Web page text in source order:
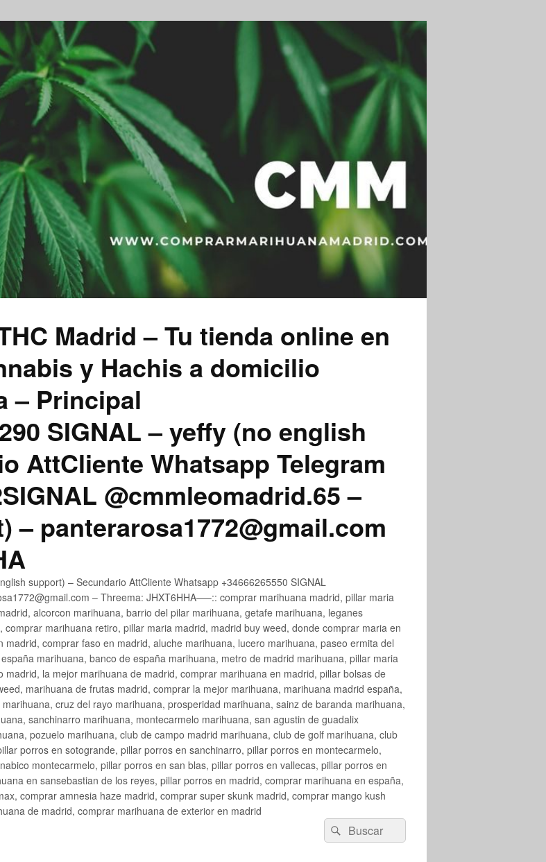
Madrid – Tu tienda online en
y Hachis a domicilio
– Principal
SIGNAL – yeffy (no english
AttCliente Whatsapp Telegram
@cmmleomadrid.65 –
– panterarosa1772@gmail.com
support) – Secundario AttCliente Whatsapp +34666265550 SIGNAL
– Threema: JHXT6HHA—–:: comprar marihuana madrid, pillar maria
alcorcon marihuana, barrio del pilar marihuana, getafe marihuana, leganes
marihuana retiro, pillar maria madrid, madrid buy weed, donde comprar maria en
comprar faso en madrid, aluche marihuana, lucero marihuana, paseo ermita del
marihuana, banco de españa marihuana, metro de madrid marihuana, pillar maria
la mejor marihuana de madrid, comprar marihuana en madrid, pillar bolsas de
marihuana de frutas madrid, comprar la mejor marihuana, marihuana madrid españa,
cruz del rayo marihuana, prosperidad marihuana, sainz de baranda marihuana,
sanchinarro marihuana, montecarmelo marihuana, san agustin de guadalix
pozuelo marihuana, club de campo madrid marihuana, club de golf marihuana, club
porros en sotogrande, pillar porros en sanchinarro, pillar porros en montecarmelo,
montecarmelo, pillar porros en san blas, pillar porros en vallecas, pillar porros en
en sansebastian de los reyes, pillar porros en madrid, comprar marihuana en españa,
comprar amnesia haze madrid, comprar super skunk madrid, comprar mango kush
de madrid, comprar marihuana de exterior en madrid
Buscar
por:
Buscar